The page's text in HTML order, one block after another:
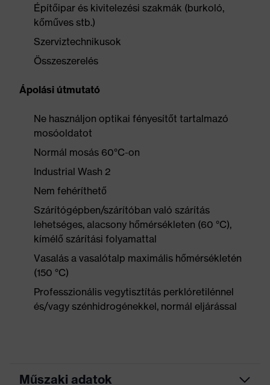
Építőipar és kivitelezési szakmák (burkoló,
kőműves stb.)
Szerviztechnikusok
Összeszerelés
Ápolási útmutató
Ne használjon optikai fényesítőt tartalmazó
mosóoldatot
Normál mosás 60°C-on
Industrial Wash 2
Nem fehéríthető
Szárítógépben/szárítóban való szárítás
lehetséges, alacsony hőmérsékleten (60 °C),
kímélő szárítási folyamattal
Vasalás a vasalótalp maximális hőmérsékletén
(150 °C)
Professzionális vegytisztítás perklóretilénnel
és/vagy szénhidrogénekkel, normál eljárással
Műszaki adatok